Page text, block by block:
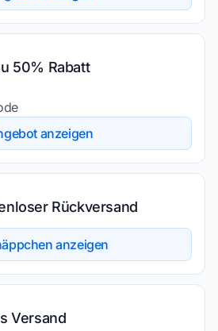
50% Rabatt
anzeigen
Rückversand
anzeigen
Versand